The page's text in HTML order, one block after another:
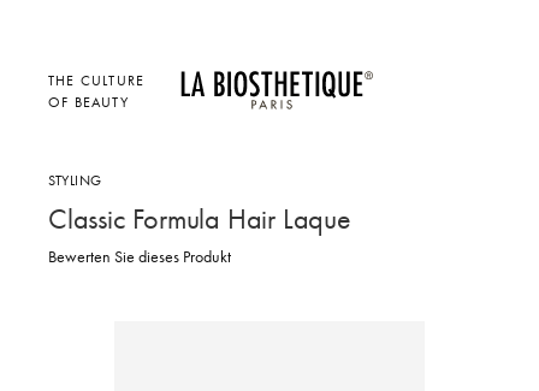
THE CULTURE
OF BEAUTY
STYLING
Classic Formula Hair Laque
Bewerten Sie dieses Produkt